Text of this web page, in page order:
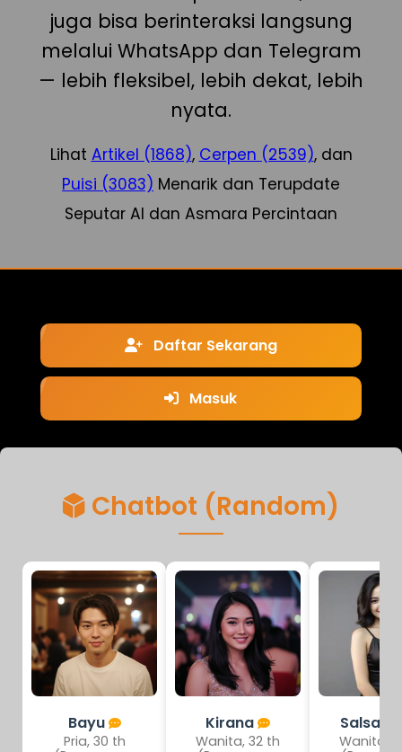
juga bisa berinteraksi langsung
melalui WhatsApp dan Telegram
— lebih fleksibel, lebih dekat, lebih
nyata.
Lihat Artikel (1868), Cerpen (2539), dan
Puisi (3083) Menarik dan Terupdate
Seputar AI dan Asmara Percintaan
Daftar Sekarang
Masuk
Chatbot (Random)
Bayu
Pria, 30 th
Kirana
Wanita, 32 th
Wanita,